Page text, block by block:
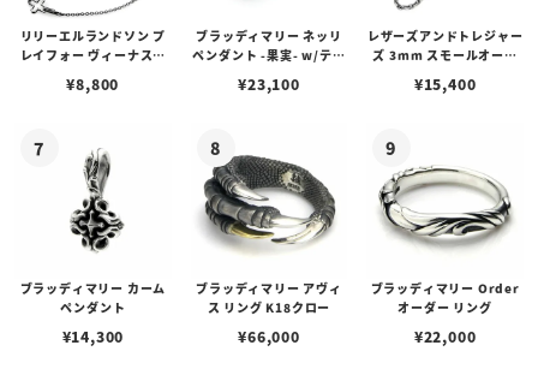
リリーエルランドソン プ
レイフォー ヴィーナスチ
¥8,800
ブラッディマリー ネッリ
ペンダント -果実- w/ティ
¥23,100
レザーズアンドトレジャー
ズ 3mm スモールオーバ
ブスタークラスプ＆LTロ
¥15,400
ブラッディマリー カーム
ペンダント
¥14,300
ブラッディマリー アヴィ
ス リング K18クロー
¥66,000
ブラッディマリー Order
オーダー リング
¥22,000